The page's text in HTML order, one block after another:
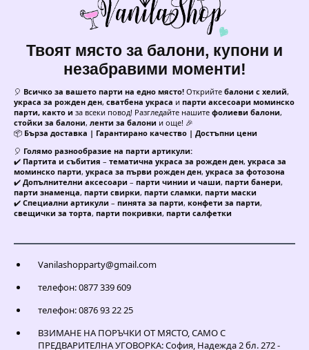
Твоят място за балони, купони и
незабравими моменти!
🎈 Всичко за вашето парти на едно място! Открийте балони с хелий,
украса за рожден ден, сватбена украса и парти аксесоари моминско
парти, както и за всеки повод! Разгледайте нашите фолиеви балони,
стойки за балони, ленти за балони и още! 🎉
📦 Бърза доставка | Гарантирано качество | Достъпни цени
🎈 Голямо разнообразие на парти артикули:
✔️ Партита и събития – тематична украса за рожден ден, украса за
моминско парти, украса за първи рожден ден, украса за фотозона
✔️ Допълнителни аксесоари – парти чинии и чаши, парти банери,
парти знаменца, парти свирки, парти сламки, парти маски
✔️ Специални артикули – пинята за парти, конфети за парти,
свещички за торта, парти покривки, парти салфетки
Vanilashopparty@gmail.com
телефон: 0877 339 609
телефон: 0876 93 22 25
ВЗИМАНЕ НА ПОРЪЧКИ ОТ МЯСТО, САМО С
ПРЕДВАРИТЕЛНА УГОВОРКА: София, Надежда 2 бл. 272 -